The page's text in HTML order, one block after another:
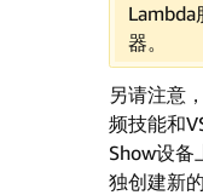
Lambda
器。
另请注意
频技能和
Show设备
独创建新